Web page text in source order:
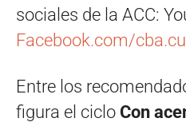
sociales de la ACC:
Facebook.com/
Entre los
figura el ciclo Con